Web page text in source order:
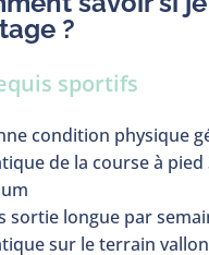
?
sportifs
condition physique
de la course à
sortie longue par
sur le terrain